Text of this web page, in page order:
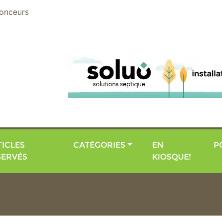
CATÉGORIES
EN
KIOSQUE!